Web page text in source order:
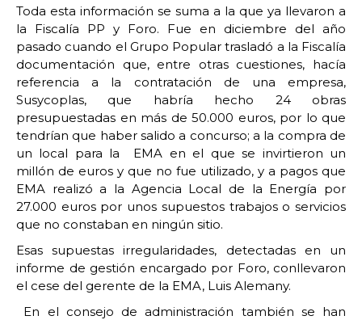
Toda esta información se suma a la que ya llevaron a
la Fiscalía PP y Foro. Fue en diciembre del año
pasado cuando el Grupo Popular trasladó a la Fiscalía
documentación que, entre otras cuestiones, hacía
referencia a la contratación de una empresa,
Susycoplas, que habría hecho 24 obras
presupuestadas en más de 50.000 euros, por lo que
tendrían que haber salido a concurso; a la compra de
un local para la EMA en el que se invirtieron un
millón de euros y que no fue utilizado, y a pagos que
EMA realizó a la Agencia Local de la Energía por
27.000 euros por unos supuestos trabajos o servicios
que no constaban en ningún sitio.
Esas supuestas irregularidades, detectadas en un
informe de gestión encargado por Foro, conllevaron
el cese del gerente de la EMA, Luis Alemany.
En el consejo de administración también se han